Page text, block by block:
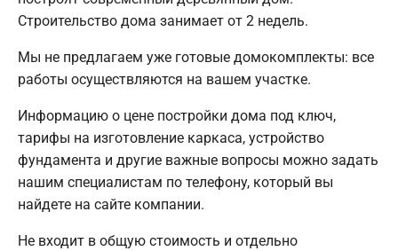
Строительство дома занимает от 2 недель.
Мы не предлагаем уже готовые домокомплекты: все
работы осуществляются на вашем участке.
Информацию о цене постройки дома под ключ,
тарифы на изготовление каркаса, устройство
фундамента и другие важные вопросы можно задать
нашим специалистам по телефону, который вы
найдете на сайте компании.
Не входит в общую стоимость и отдельно